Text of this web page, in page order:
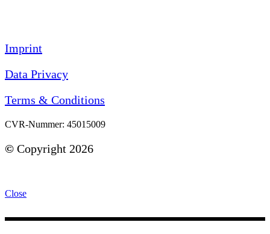
Imprint
Data Privacy
Terms & Conditions
CVR-Nummer: 45015009
© Copyright 2026
Close